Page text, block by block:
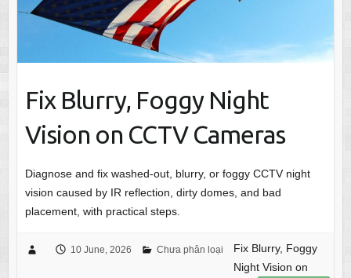
Fix Blurry, Foggy Night
Vision on CCTV Cameras
Diagnose and fix washed-out, blurry, or foggy CCTV night
vision caused by IR reflection, dirty domes, and bad
placement, with practical steps.
10 June, 2026 Chưa phân loại
Fix Blurry, Foggy
Night Vision on